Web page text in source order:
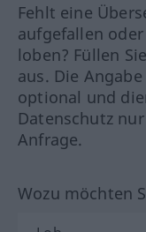
Fehlt eine
aufgefallen
loben? Füllen
aus. Die
optional und
Datenschutz
Anfrage.
Wozu möchten